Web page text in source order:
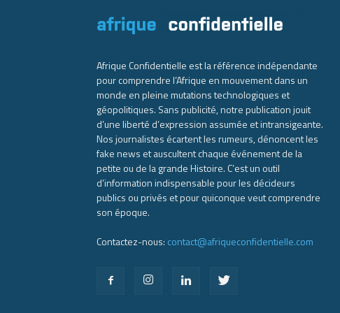
Afrique Confidentielle est la référence indépendante
pour comprendre l’Afrique en mouvement dans un
monde en pleine mutations technologiques et
géopolitiques. Sans publicité, notre publication jouit
d’une liberté d’expression assumée et intransigeante.
Nos journalistes écartent les rumeurs, dénoncent les
fake news et auscultent chaque événement de la
petite ou de la grande Histoire. C’est un outil
d’information indispensable pour les décideurs
publics ou privés et pour quiconque veut comprendre
son époque.
Contactez-nous: contact@afriqueconfidentielle.com